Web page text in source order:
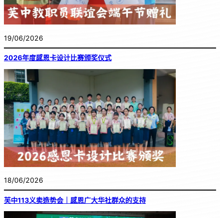
19/06/2026
2026年度感恩卡设计比赛颁奖仪式
18/06/2026
芙中113义卖造势会｜感恩广大华社群众的支持